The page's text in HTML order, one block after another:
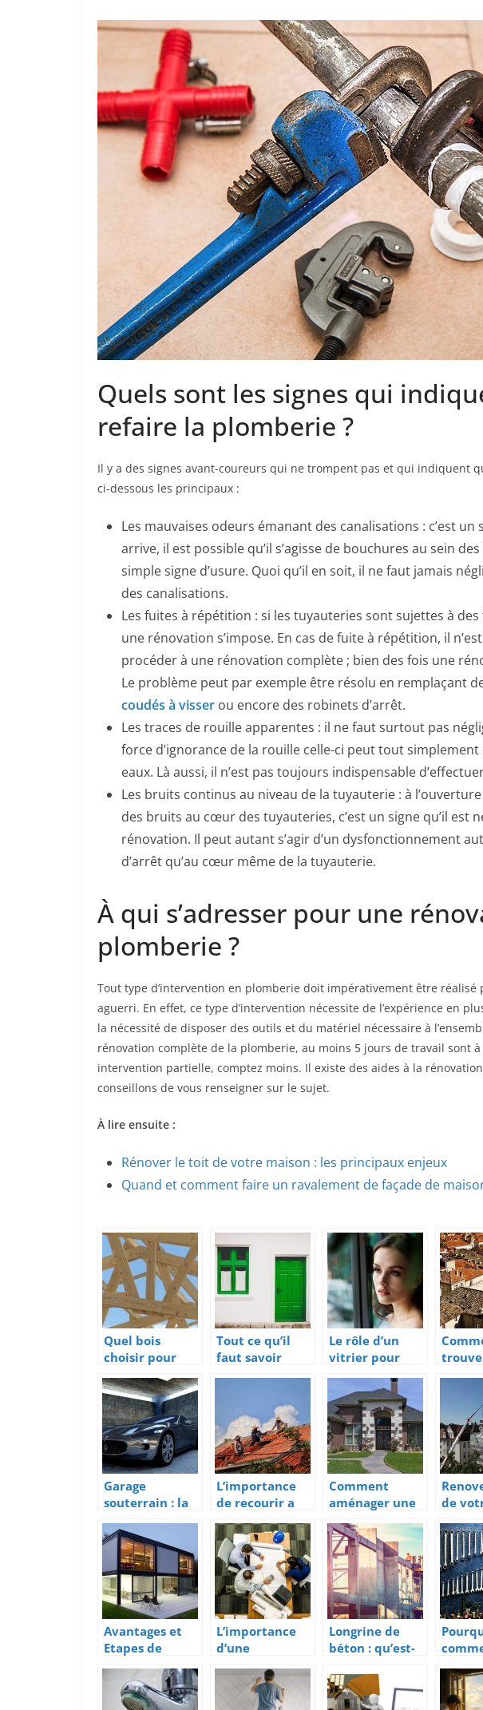
Quels sont les signes qui
refaire la plomberie ?
Il y a des signes avant-coureurs qui ne trompent pas et qui indiquent
ci-dessous les principaux :
Les mauvaises odeurs émanant des canalisations : c’est
arrive, il est possible qu’il s’agisse de bouchures au sein
simple signe d’usure. Quoi qu’il en soit, il ne faut jamais
des canalisations.
Les fuites à répétition : si les tuyauteries sont sujettes à
une rénovation s’impose. En cas de fuite à répétition, il
procéder à une rénovation complète ; bien des fois une
Le problème peut par exemple être résolu en remplaçant
coudés à visser ou encore des robinets d’arrêt.
Les traces de rouille apparentes : il ne faut surtout pas
force d’ignorance de la rouille celle-ci peut tout
eaux. Là aussi, il n’est pas toujours indispensable
Les bruits continus au niveau de la tuyauterie : à
des bruits au cœur des tuyauteries, c’est un signe qu’il est
rénovation. Il peut autant s’agir d’un dysfonctionnement
d’arrêt qu’au cœur même de la tuyauterie.
À qui s’adresser pour une
plomberie ?
Tout type d’intervention en plomberie doit impérativement être
aguerri. En effet, ce type d’intervention nécessite de l’expérience en
la nécessité de disposer des outils et du matériel nécessaire à
rénovation complète de la plomberie, au moins 5 jours de travail sont à
intervention partielle, comptez moins. Il existe des aides à la
conseillons de vous renseigner sur le sujet.
À lire ensuite :
Rénover le toit de votre maison : les principaux enjeux
Quand et comment faire un ravalement de façade de
Quel bois
choisir pour
une charpente
durable ?
Tout ce qu’il
faut savoir
pour bien poser
Le rôle d’un
vitrier pour
l’installation de
baies vitrées
votre
Garage
souterrain : la
meilleure façon
de prendre en
soin de votre
véhicule
L’importance
de recourir a
un couvreur
professionnel
Comment
aménager une
allée de
garage ?
de
enjeux
Avantages et
Etapes de
construction
d’un batiment
a ossature
L’importance
d’une
maquette
avant la
realisation de
Longrine de
béton : qu’est-
etabli